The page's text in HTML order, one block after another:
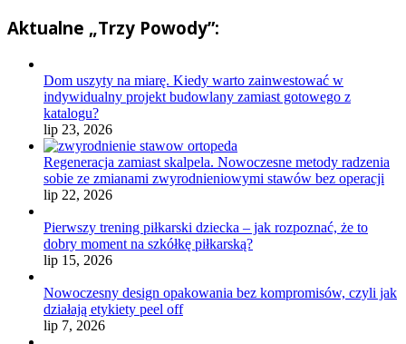
Aktualne „Trzy Powody”:
Dom uszyty na miarę. Kiedy warto zainwestować w
indywidualny projekt budowlany zamiast gotowego z
katalogu?
lip 23, 2026
Regeneracja zamiast skalpela. Nowoczesne metody radzenia
sobie ze zmianami zwyrodnieniowymi stawów bez operacji
lip 22, 2026
Pierwszy trening piłkarski dziecka – jak rozpoznać, że to
dobry moment na szkółkę piłkarską?
lip 15, 2026
Nowoczesny design opakowania bez kompromisów, czyli jak
działają etykiety peel off
lip 7, 2026